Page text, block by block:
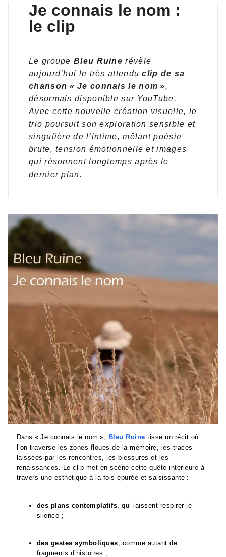
Je connais le nom :
le clip
Le groupe Bleu Ruine révèle
aujourd’hui le très attenduclip de sa
chanson « Je connais le nom »,
désormais disponible sur YouTube.
Avec cette nouvelle création visuelle, le
trio poursuit son exploration sensible et
singulière de l’intime, mêlant poésie
brute, tension émotionnelle et images
qui résonnent longtemps après le
dernier plan.
Dans « Je connais le nom », Bleu Ruine tisse un récit où
l’on traverse les zones floues de la mémoire, les traces
laissées par les rencontres, les blessures et les
renaissances. Le clip met en scène cette quête intérieure à
travers une esthétique à la fois épurée et saisissante :
des plans contemplatifs, qui laissent respirer le
silence ;
des gestes symboliques, comme autant de
fragments d’histoires ;